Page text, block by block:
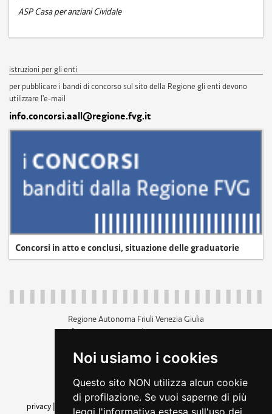
Noi usiamo i cookies
Questo sito NON utilizza alcun cookie
di profilazione. Se vuoi saperne di più
leggi l'informativa estesa sull'uso dei
ASP Casa per anziani Cividale
istruzioni per gli enti
per pubblicare i bandi di concorso sul sito della Regione gli enti devono
utilizzare l'e-mail
info.concorsi.aall@regione.fvg.it
Concorsi in atto e conclusi, situazione delle graduatorie
Regione Autonoma Friuli Venezia Giulia
c.f. 80014930327; p.iva 00526040324
+39 040 3771111
amministrazione trasparente
privacy
cookie |note legali accessibilità
dichiarazione di